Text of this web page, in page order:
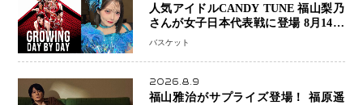
人気アイドルCANDY TUNE 福山梨乃
さんが女子日本代表戦に登場 8月14日
「三井不動産カップ」でスペシャルゲ
バスケット
2026.8.9
福山雅治がサプライズ登場！ 福原遥